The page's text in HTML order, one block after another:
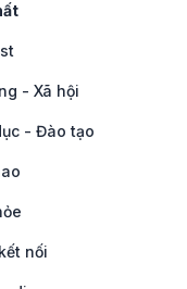
- Xã hội
- Đào tạo
nối